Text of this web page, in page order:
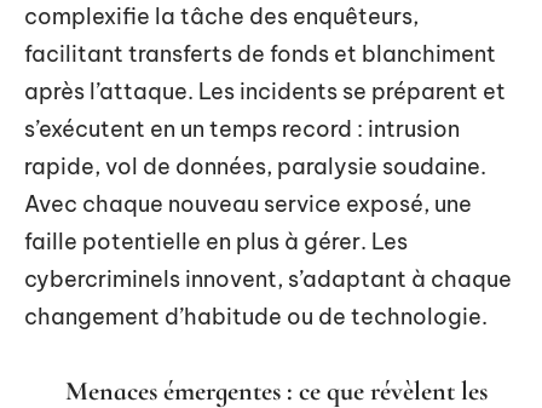
complexifie la tâche des enquêteurs,
facilitant transferts de fonds et blanchiment
après l’attaque. Les incidents se préparent et
s’exécutent en un temps record : intrusion
rapide, vol de données, paralysie soudaine.
Avec chaque nouveau service exposé, une
faille potentielle en plus à gérer. Les
cybercriminels innovent, s’adaptant à chaque
changement d’habitude ou de technologie.
Menaces émergentes : ce que révèlent les